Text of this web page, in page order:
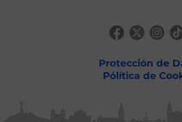
Protección de
Pólítica de